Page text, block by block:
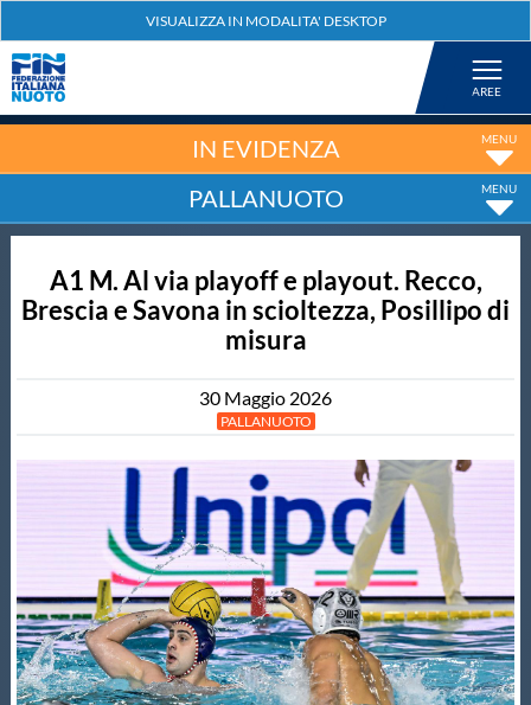
Nuoto
Tuffi
Salvamento
Master
Formazione
IN EVIDENZA
PALLANUOTO
A1 M. Al via playoff e playout. Recco,
Brescia e Savona in scioltezza, Posillipo di
misura
30 Maggio 2026
PALLANUOTO